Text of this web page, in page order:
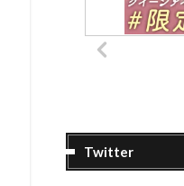
Twitter